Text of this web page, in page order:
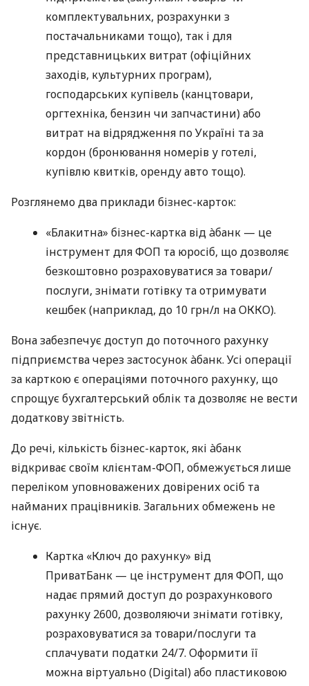
комплектувальних, розрахунки з
постачальниками тощо), так і для
представницьких витрат (офіційних
заходів, культурних програм),
господарських купівель (канцтовари,
оргтехніка, бензин чи запчастини) або
витрат на відрядження по Україні та за
кордон (бронювання номерів у готелі,
купівлю квитків, оренду авто тощо).
Розглянемо два приклади бізнес-карток:
«Блакитна» бізнес-картка від àбанк — це
інструмент для ФОП та юросіб, що дозволяє
безкоштовно розраховуватися за товари/
послуги, знімати готівку та отримувати
кешбек (наприклад, до 10 грн/л на ОККО).
Вона забезпечує доступ до поточного рахунку
підприємства через застосунок àбанк. Усі операції
за карткою є операціями поточного рахунку, що
спрощує бухгалтерський облік та дозволяє не вести
додаткову звітність.
До речі, кількість бізнес-карток, які àбанк
відкриває своїм клієнтам-ФОП, обмежується лише
переліком уповноважених довірених осіб та
найманих працівників. Загальних обмежень не
існує.
Картка «Ключ до рахунку» від
ПриватБанк — це інструмент для ФОП, що
надає прямий доступ до розрахункового
рахунку 2600, дозволяючи знімати готівку,
розраховуватися за товари/послуги та
сплачувати податки 24/7. Оформити її
можна віртуально (Digital) або пластиковою